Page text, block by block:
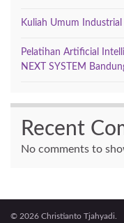
Kuliah Umum
Pelatihan Artificial
NEXT SYSTEM
Recent
No comments to
© 2026 Christianto Tjahyadi.